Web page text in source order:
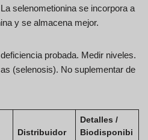
selenometionina se incorpora a
y se almacena mejor.
probada. Medir niveles.
(selenosis). No suplementar de
Distribuidor
Detalles /
Biodisponibi